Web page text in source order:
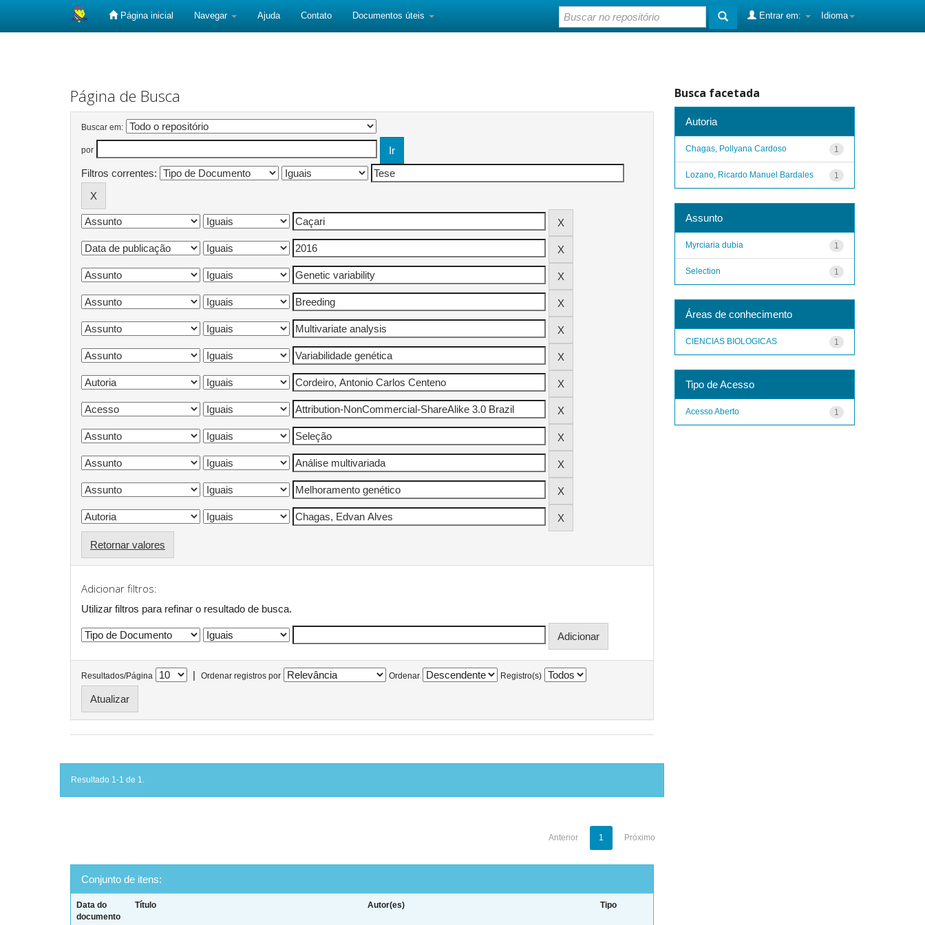
Página inicial Navegar Ajuda Contato Documentos úteis Idioma
Entrar em:
Página de Busca
Buscar em:
por
Filtros correntes:
Retornar valores
Adicionar filtros:
Utilizar filtros para refinar o resultado de busca.
Resultados/Página | Ordenar registros por Ordenar Registro(s)
Resultado 1-1 de 1.
Anterior 1 Próximo
Conjunto de itens:
Data do
documento
Título Autor(es) Tipo
Busca facetada
Autoria
1
Chagas, Pollyana Cardoso
1
Lozano, Ricardo Manuel Bardales
Assunto
1
Myrciaria dubia
1
Selection
Áreas de conhecimento
1
CIENCIAS BIOLOGICAS
Tipo de Acesso
1
Acesso Aberto